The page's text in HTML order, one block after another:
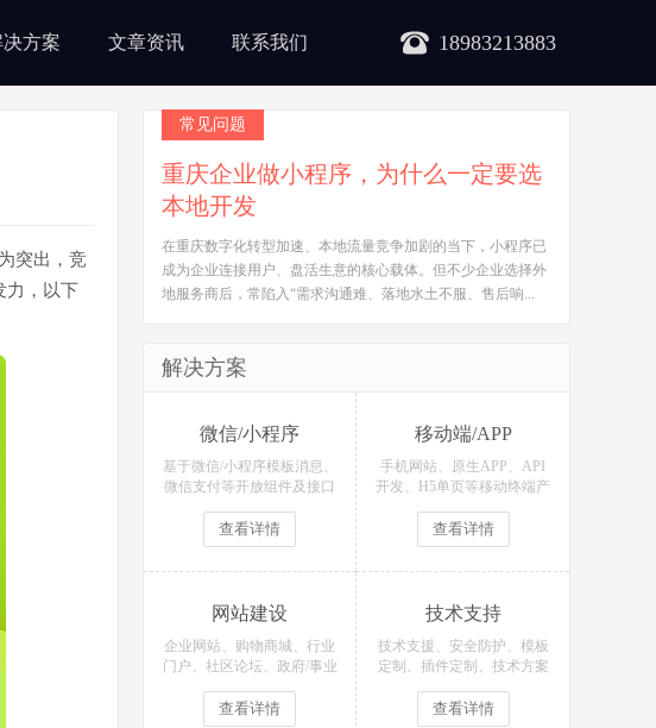
18983213883
方案 文章资讯 联系我们
突出，竞
力，以下
常见问题
重庆企业做小程序，为什么一定要选
本地开发
在重庆数字化转型加速、本地流量竞争加剧的当下，小程序已
成为企业连接用户、盘活生意的核心载体。但不少企业选择外
地服务商后，常陷入“需求沟通难、落地水土不服、售后响...
解决方案
微信/小程序
基于微信/小程序模板消息、
微信支付等开放组件及接口
查看详情
移动端/APP
手机网站、原生APP、API
开发、H5单页等移动终端产
查看详情
网站建设
企业网站、购物商城、行业
门户、社区论坛、政府/事业
查看详情
技术支持
技术支援、安全防护、模板
定制、插件定制、技术方案
查看详情